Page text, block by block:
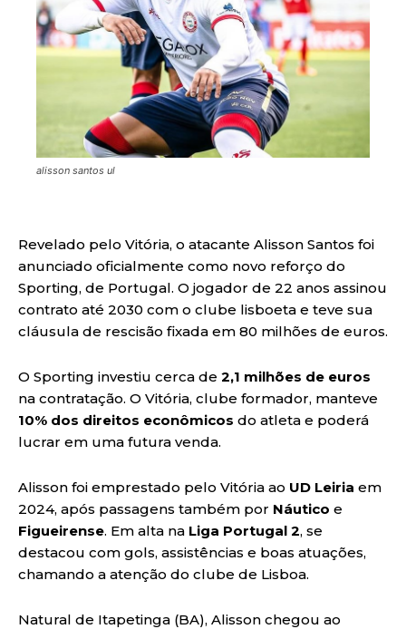
alisson santos ul
Revelado pelo Vitória, o atacante Alisson Santos foi
anunciado oficialmente como novo reforço do
Sporting, de Portugal. O jogador de 22 anos assinou
contrato até 2030 com o clube lisboeta e teve sua
cláusula de rescisão fixada em 80 milhões de euros.
O Sporting investiu cerca de 2,1 milhões de euros
na contratação. O Vitória, clube formador, manteve
10% dos direitos econômicos do atleta e poderá
lucrar em uma futura venda.
Alisson foi emprestado pelo Vitória ao UD Leiria em
2024, após passagens também por Náutico e
Figueirense. Em alta na Liga Portugal 2, se
destacou com gols, assistências e boas atuações,
chamando a atenção do clube de Lisboa.
Natural de Itapetinga (BA), Alisson chegou ao